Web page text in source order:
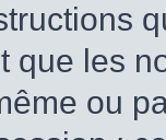
que les
ou